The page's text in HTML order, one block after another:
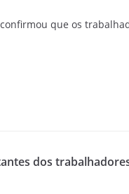
que os
dos